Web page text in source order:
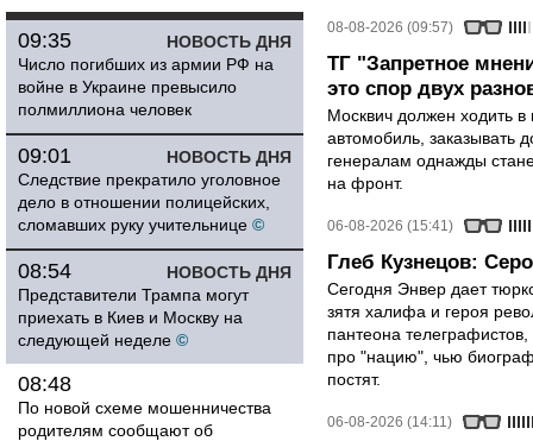
НОВОСТЬ ДНЯ
09:35
Число погибших из армии РФ на
войне в Украине превысило
полмиллиона человек
НОВОСТЬ ДНЯ
09:01
Следствие прекратило уголовное
дело в отношении полицейских,
сломавших руку учительнице ©
НОВОСТЬ ДНЯ
08:54
Представители Трампа могут
приехать в Киев и Москву на
следующей неделе ©
08:48
По новой схеме мошенничества
родителям сообщают об
08-08-2026 (09:57)
ТГ "Запретное
это спор двух
Москвич должен ходить в
автомобиль, заказывать
генералам однажды
на фронт.
06-08-2026 (15:41)
Глеб Кузнецов:
Сегодня Энвер дает
зятя халифа и героя
пантеона
про "нацию", чью
постят.
06-08-2026 (14:11)